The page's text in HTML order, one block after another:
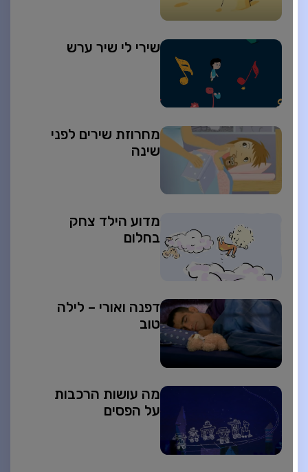
שירי לי שיר ערש
מחרוזת שירים לפני
שינה
מדוע הילד צחק
בחלום
דפנה ואורי – לילה
טוב
מה עושות הרכבות
על הפסים